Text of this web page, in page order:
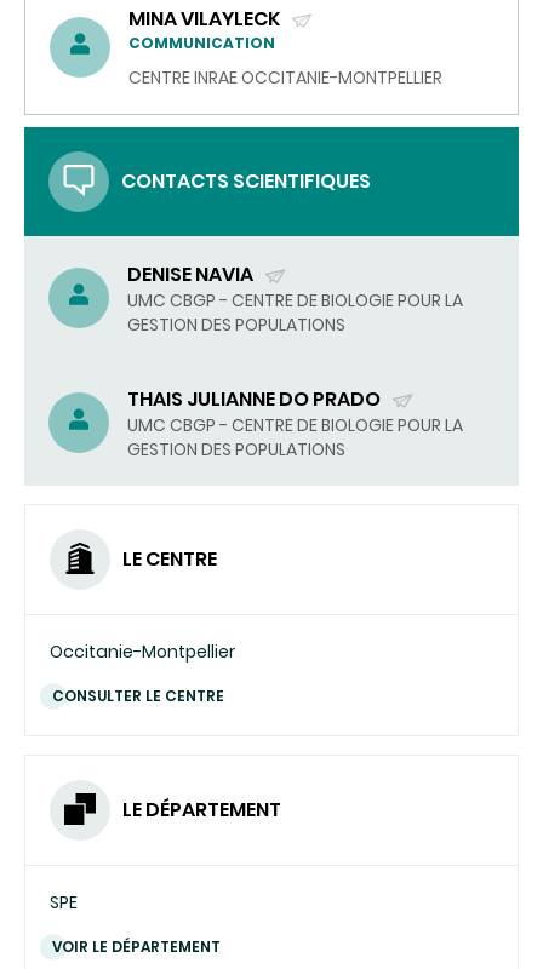
MINA VILAYLECK
(ENVOYER
UN
COMMUNICATION
CENTRE INRAE OCCITANIE-MONTPELLIER
CONTACTS SCIENTIFIQUES
DENISE NAVIA
(ENVOYER
UN
UMC CBGP - CENTRE DE BIOLOGIE POUR LA
GESTION DES POPULATIONS
THAIS JULIANNE DO PRADO
(ENVOYER
UN
COURRIEL)
UMC CBGP - CENTRE DE BIOLOGIE POUR LA
GESTION DES POPULATIONS
LE CENTRE
Occitanie-Montpellier
CONSULTER LE CENTRE
LE DÉPARTEMENT
SPE
VOIR LE DÉPARTEMENT